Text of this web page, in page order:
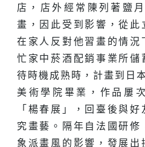
店，店外經常陳列著鹽
畫，因此受到影響，從此
在家人反對他習畫的情
忙家中菸酒配銷事業所
待時機成熟時，計畫到日
美術學院畢業，作品屢
「楊春展」，回臺後與
究畫藝。隔年自法國研
象派畫風的影響，發展